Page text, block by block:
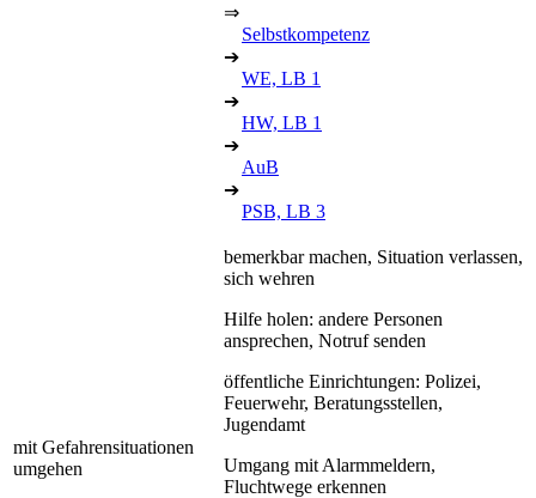
⇒
Selbstkompetenz
➔
WE, LB 1
➔
HW, LB 1
➔
AuB
➔
PSB, LB 3
mit Gefahrensituationen
umgehen
bemerkbar machen, Situation verlassen,
sich wehren
Hilfe holen: andere Personen
ansprechen, Notruf senden
öffentliche Einrichtungen: Polizei,
Feuerwehr, Beratungsstellen,
Jugendamt
Umgang mit Alarmmeldern,
Fluchtwege erkennen